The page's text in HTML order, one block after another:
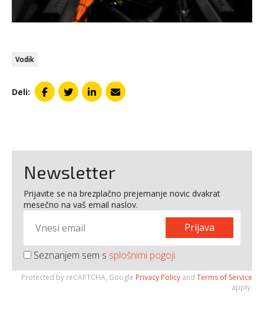
Vodik
Deli:
Newsletter
Prijavite se na brezplačno prejemanje novic dvakrat
mesečno na vaš email naslov.
Prijava
Seznanjem sem s splošnimi pogoji.
Protected by reCAPTCHA, Google Privacy Policy and Terms of Service
apply.